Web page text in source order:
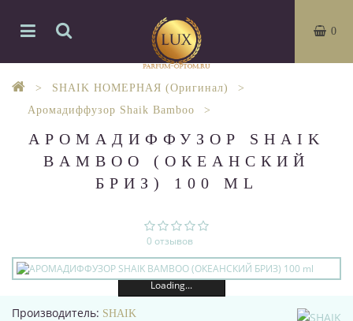
0
SHAIK НОМЕРНАЯ (Оригинал)
Аромадиффузор Shaik Bamboo
АРОМАДИФФУЗОР SHAIK
BAMBOO (ОКЕАНСКИЙ
БРИЗ) 100 ML
0 отзывов
Loading...
Производитель: SHAIK